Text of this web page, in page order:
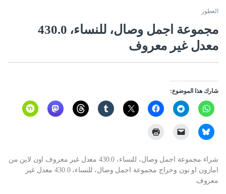
العطور
مجموعة اجمل وصال، للنساء، 430.0
معدل غير معروف
شارك هذا الموضوع:
شراء مجموعة اجمل وصال، للنساء، 430.0 معدل غير معروف اون لاين من
امازون او نون وحراج مجموعة اجمل وصال، للنساء، 430.0 معدل غير
معروف